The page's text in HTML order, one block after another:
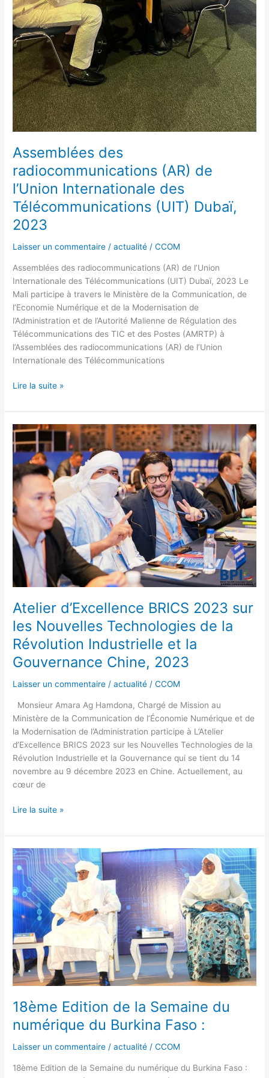
Assemblées des
radiocommunications (AR) de
l’Union Internationale des
Télécommunications (UIT) Dubaï,
2023
Laisser un commentaire /actualité /CCOM
Assemblées des radiocommunications (AR) de l’Union
Internationale des Télécommunications (UIT) Dubaï, 2023 Le
Mali participe à travers le Ministère de la Communication, de
l’Economie Numérique et de la Modernisation de
l’Administration et de l’Autorité Malienne de Régulation des
Télécommunications des TIC et des Postes (AMRTP) à
l’Assemblées des radiocommunications (AR) de l’Union
Internationale des Télécommunications
Lire la suite »
Atelier d’Excellence BRICS 2023 sur
les Nouvelles Technologies de la
Révolution Industrielle et la
Gouvernance Chine, 2023
Laisser un commentaire /actualité /CCOM
Monsieur Amara Ag Hamdona, Chargé de Mission au
Ministère de la Communication de l’Économie Numérique et de
la Modernisation de l’Administration participe à L’Atelier
d’Excellence BRICS 2023 sur les Nouvelles Technologies de la
Révolution Industrielle et la Gouvernance qui se tient du 14
novembre au 9 décembre 2023 en Chine. Actuellement, au
cœur de
Atelier
d’Excellence
BRICS
2023
sur
les
Nouvelles
Technologies
de
la
Révolution
Industrielle
et
la
Gouvernance
Chine,
2023
Lire la suite »
18ème Edition de la Semaine du
numérique du Burkina Faso :
Laisser un commentaire /actualité /CCOM
18ème Edition de la Semaine du numérique du Burkina Faso :
18ème
Edition
la
Semaine
du
numérique
du
Burkina
Faso
: